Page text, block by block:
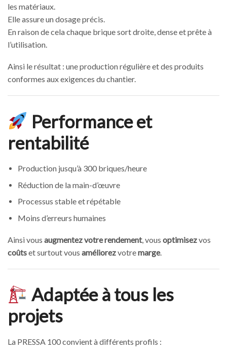
les matériaux.
Elle assure un dosage précis.
En raison de cela chaque brique sort droite, dense et prête à
l’utilisation.
Ainsi le résultat : une production régulière et des produits
conformes aux exigences du chantier.
Performance et
rentabilité
Production jusqu’à 300 briques/heure
Réduction de la main-d’œuvre
Processus stable et répétable
Moins d’erreurs humaines
Ainsi vous augmentez votre rendement, vous optimisezvos
coûtset surtout vous améliorezvotremarge.
Adaptée à tous les
projets
La PRESSA 100 convient à différents profils :